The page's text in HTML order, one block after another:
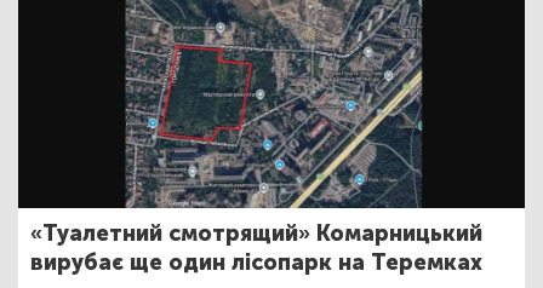
«Туалетний смотрящий» Комарницький
вирубає ще один лісопарк на Теремках